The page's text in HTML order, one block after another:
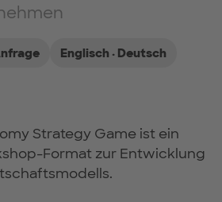
Englisch · Deutsch
Strategy Game ist ein
Format zur Entwicklung